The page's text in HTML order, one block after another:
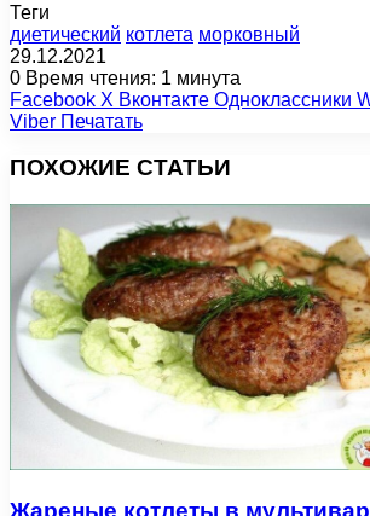
Теги
диетический котлета морковный
29.12.2021
0 Время чтения: 1 минута
Facebook X Вконтакте Одноклассники
Viber Печатать
ПОХОЖИЕ СТАТЬИ
Жареные котлеты в